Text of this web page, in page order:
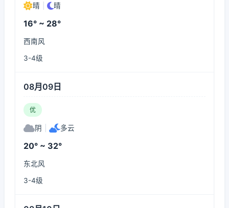
晴 晴
16° ~ 28°
西南风
3-4级
08月09日
优
阴 多云
20° ~ 32°
东北风
3-4级